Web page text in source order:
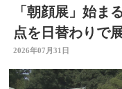
「朝顔展」始
点を日替わりで
2026年07月31日